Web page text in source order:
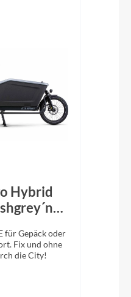
Hybrid
für Gepäck oder
Fix und ohne
die City!